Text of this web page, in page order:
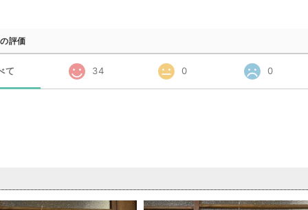
評価
て 34 0 0